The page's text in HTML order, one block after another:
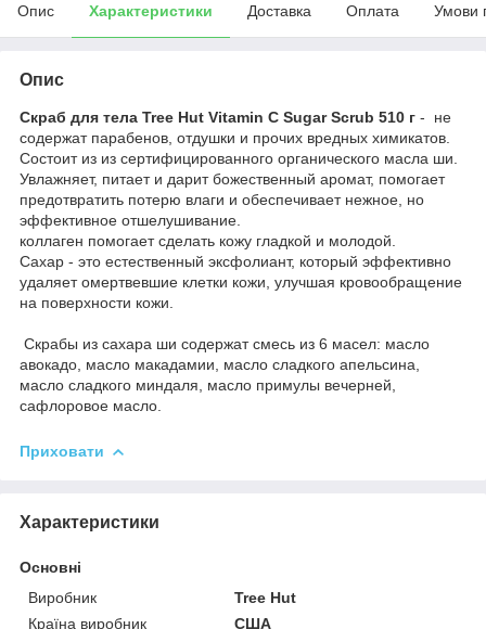
Опис Характеристики Доставка Оплата Умови
Опис
Скраб для тела Tree Hut Vitamin C Sugar Scrub 510 г - не
содержат парабенов, отдушки и прочих вредных химикатов.
Состоит из из сертифицированного органического масла ши.
Увлажняет, питает и дарит божественный аромат, помогает
предотвратить потерю влаги и обеспечивает нежное, но
эффективное отшелушивание.
коллаген помогает сделать кожу гладкой и молодой.
Сахар - это естественный эксфолиант, который эффективно
удаляет омертвевшие клетки кожи, улучшая кровообращение
на поверхности кожи.
Скрабы из сахара ши содержат смесь из 6 масел: масло
авокадо, масло макадамии, масло сладкого апельсина,
масло сладкого миндаля, масло примулы вечерней,
сафлоровое масло.
Приховати
Характеристики
Основні
Виробник
Tree Hut
Країна виробник
США